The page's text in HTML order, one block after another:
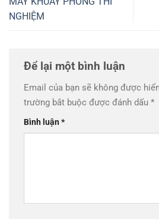
NGHIỆM
Để lại một bình luận
Email của bạn sẽ không được
trường bắt buộc được đánh dấu *
Bình luận*